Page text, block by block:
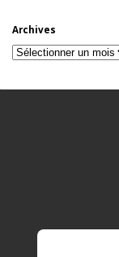
Archives
Archives